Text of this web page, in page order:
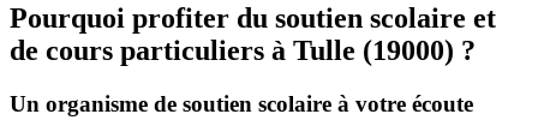
Pourquoi profiter du soutien scolaire et
de cours particuliers à Tulle (19000) ?
Un organisme de soutien scolaire à votre écoute